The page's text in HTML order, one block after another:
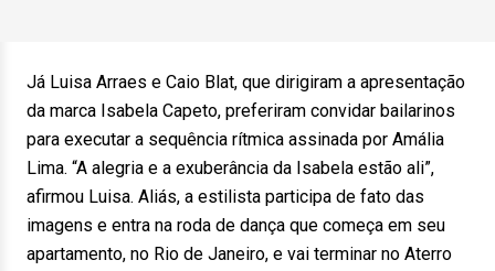
Já Luisa Arraes e Caio Blat, que dirigiram a apresentação
da marca Isabela Capeto, preferiram convidar bailarinos
para executar a sequência rítmica assinada por Amália
Lima. “A alegria e a exuberância da Isabela estão ali”,
afirmou Luisa. Aliás, a estilista participa de fato das
imagens e entra na roda de dança que começa em seu
apartamento, no Rio de Janeiro, e vai terminar no Aterro